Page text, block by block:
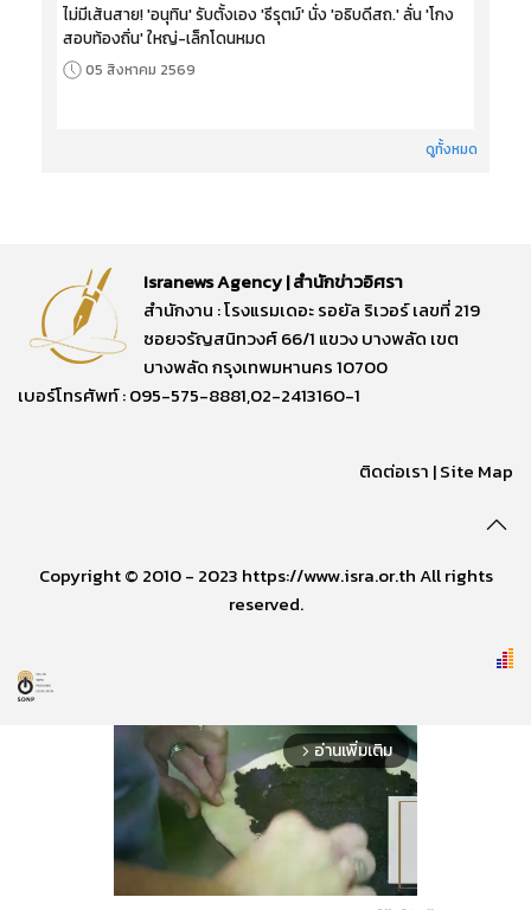
ไม่มีเส้นสาย! 'อนุทิน' รับตั้งเอง 'ธีรุตม์' นั่ง 'อธิบดีสถ.' ลั่น 'โกง
สอบท้องถิ่น' ใหญ่-เล็กโดนหมด
05 สิงหาคม 2569
ดูทั้งหมด
Isranews Agency | สำนักข่าวอิศรา
สำนักงาน : โรงแรมเดอะ รอยัล ริเวอร์ เลขที่ 219
ซอยจรัญสนิทวงศ์ 66/1 แขวง บางพลัด เขต
บางพลัด กรุงเทพมหานคร 10700
เบอร์โทรศัพท์ : 095-575-8881,02-2413160-1
ติดต่อเรา |Site Map
Copyright © 2010 - 2023 https://www.isra.or.th All rights
reserved.
arrow_forward_ios อ่านเพิ่มเติม